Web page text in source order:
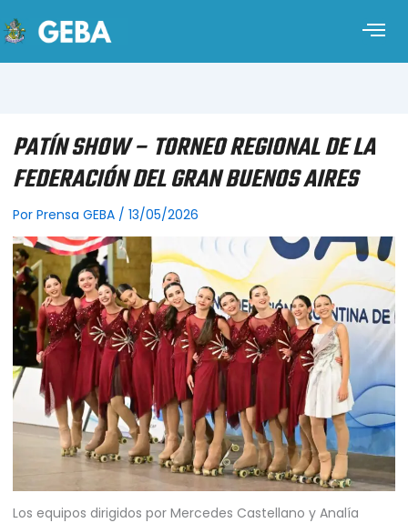
PATÍN SHOW – TORNEO REGIONAL DE LA
FEDERACIÓN DEL GRAN BUENOS AIRES
Por Prensa GEBA / 13/05/2026
Los equipos dirigidos por Mercedes Castellano y Analía